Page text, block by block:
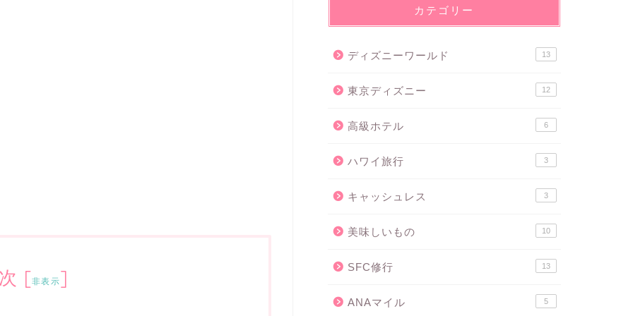
[非表示]
カテゴリー
ディズニーワールド 13
東京ディズニー 12
高級ホテル 6
ハワイ旅行 3
キャッシュレス 3
美味しいもの 10
SFC修行 13
ANAマイル 5